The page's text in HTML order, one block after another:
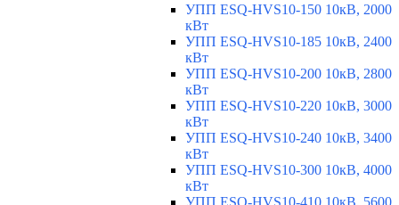
УПП ESQ-HVS10-150 10кВ, 2000
кВт
УПП ESQ-HVS10-185 10кВ, 2400
кВт
УПП ESQ-HVS10-200 10кВ, 2800
кВт
УПП ESQ-HVS10-220 10кВ, 3000
кВт
УПП ESQ-HVS10-240 10кВ, 3400
кВт
УПП ESQ-HVS10-300 10кВ, 4000
кВт